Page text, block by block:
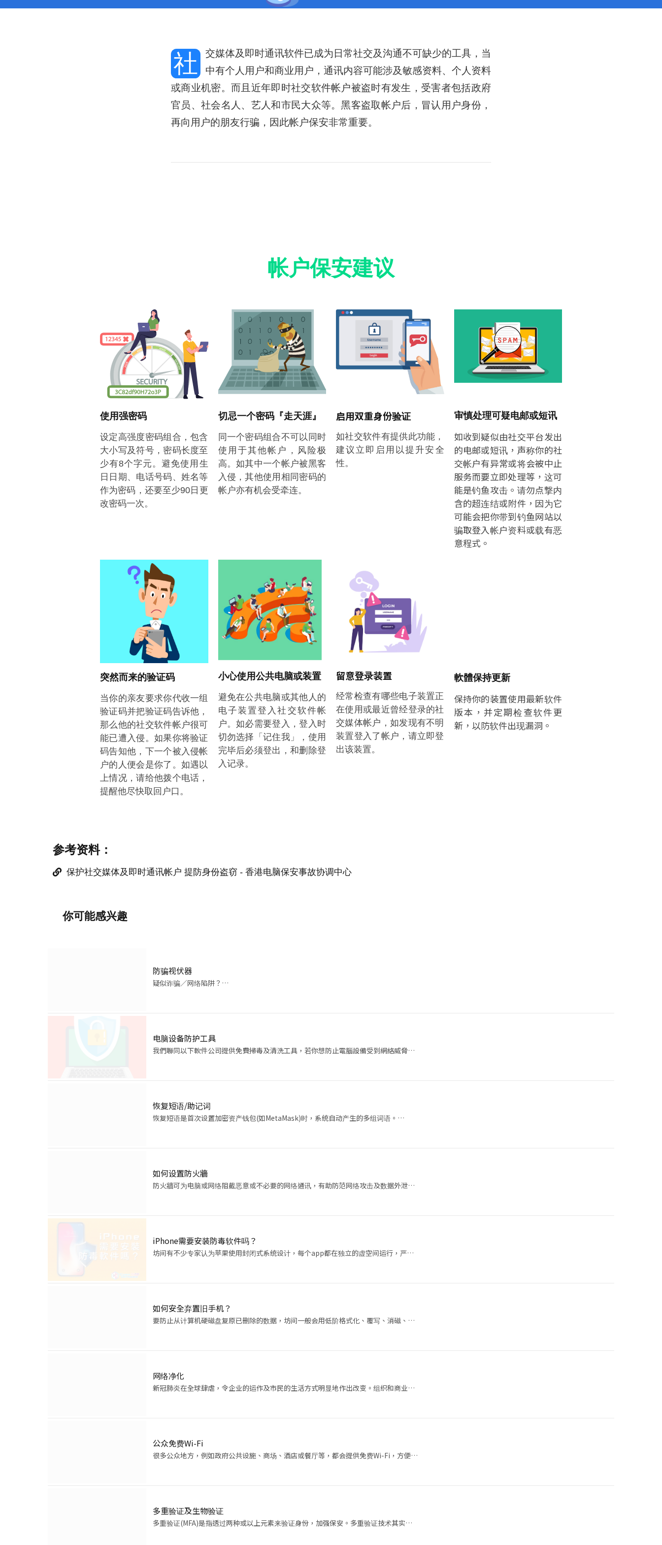
社
交媒体及即时通讯软件已成为日常社交及沟通不可缺少的工具，当
中有个人用户和商业用户，通讯内容可能涉及敏感资料、个人资料
或商业机密。而且近年即时社交软件帐户被盗时有发生，受害者包括政府
官员、社会名人、艺人和市民大众等。黑客盗取帐户后，冒认用户身份，
再向用户的朋友行骗，因此帐户保安非常重要。
帐户保安建议
使用强密码
设定高强度密码组合，包含
大小写及符号，密码长度至
少有8个字元。避免使用生
日日期、电话号码、姓名等
作为密码，还要至少90日更
改密码一次。
切忌一个密码『走天涯』
同一个密码组合不可以同时
使用于其他帐户，风险极
高。如其中一个帐户被黑客
入侵，其他使用相同密码的
帐户亦有机会受牵连。
启用双重身份验证
如社交软件有提供此功能，
建议立即启用以提升安全
性。
审慎处理可疑电邮或短讯
如收到疑似由社交平台发出
的电邮或短讯，声称你的社
交帐户有异常或将会被中止
服务而要立即处理等，这可
能是钓鱼攻击。请勿点撃内
含的超连结或附件，因为它
可能会把你带到钓鱼网站以
骗取登入帐户资料或载有恶
意程式。
突然而来的验证码
当你的亲友要求你代收一组
验证码并把验证码告诉他，
那么他的社交软件帐户很可
能已遭入侵。如果你将验证
码告知他，下一个被入侵帐
户的人便会是你了。如遇以
上情况，请给他拨个电话，
提醒他尽快取回户口。
小心使用公共电脑或装置
避免在公共电脑或其他人的
电子装置登入社交软件帐
户。如必需要登入，登入时
切勿选择「记住我」，使用
完毕后必须登出，和删除登
入记录。
留意登录装置
经常检查有哪些电子装置正
在使用或最近曾经登录的社
交媒体帐户，如发现有不明
装置登入了帐户，请立即登
出该装置。
軟體保持更新
保持你的装置使用最新软件
版本，并定期检查软件更
新，以防软件出现漏洞。
参考资料：
保护社交媒体及即时通讯帐户 提防身份盗窃 - 香港电脑保安事故协调中心
你可能感兴趣
防骗视伏器
疑似诈骗／网络陷阱？…
电脑设备防护工具
我們聯同以下軟件公司提供免費掃毒及清洗工具，若你想防止電腦設備受到網絡威脅…
恢复短语/助记词
恢复短语是首次设置加密资产钱包(如MetaMask)时，系统自动产生的多组词语。…
如何设置防火牆
防火牆可为电脑或网络阻截恶意或不必要的网络通讯，有助防范网络攻击及数据外泄…
iPhone需要安装防毒软件吗？
坊间有不少专家认为苹果使用封闭式系统设计，每个app都在独立的虚空间运行，严…
如何安全弃置旧手机？
要防止从计算机硬磁盘复原已删除的数据，坊间一般会用低阶格式化、覆写、消磁、…
网络净化
新冠肺炎在全球肆虐，令企业的运作及市民的生活方式明显地作出改变。组织和商业…
公众免费Wi-Fi
很多公众地方，例如政府公共设施、商场、酒店或餐厅等，都会提供免费Wi-Fi，方便…
多重验证及生物验证
多重验证(MFA)是指透过两种或以上元素来验证身份，加强保安。多重验证技术其实…